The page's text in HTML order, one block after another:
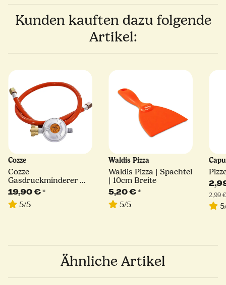
Kunden kauften dazu folgende
Artikel:
Cozze
Cozze
Gasdruckminderer mit
Schlauch 1.1 m
DE/AT/CH
19,90 €*
5/5
Waldis Pizza
Waldis Pizza | Spachtel
| 10cm Breite
5,20 €*
5/5
2,99
Ähnliche Artikel